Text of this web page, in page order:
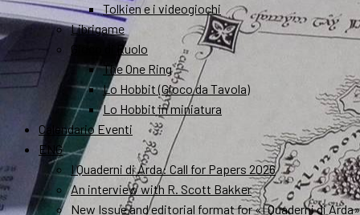
Tolkien e i videogiochi
Librigame
Gioco di Ruolo
The One Ring
Lo Hobbit (Gioco da Tavola)
Lo Hobbit in miniatura
Calendario Eventi
ENG
I Quaderni di Arda: Call for Papers 2026
An interview with R. Scott Bakker
New Issue and editorial format for «I Quaderni di Arda»